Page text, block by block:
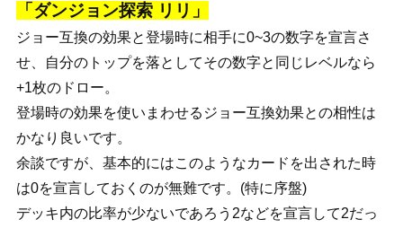
「ダンジョン探索 リリ」
ジョー互換の効果と登場時に相手に0~3の数字を宣言さ
せ、自分のトップを落としてその数字と同じレベルなら
+1枚のドロー。
登場時の効果を使いまわせるジョー互換効果との相性は
かなり良いです。
余談ですが、基本的にはこのようなカードを出された時
は0を宣言しておくのが無難です。(特に序盤)
デッキ内の比率が少ないであろう2などを宣言して2だっ